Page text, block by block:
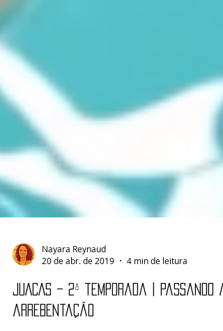
20 de abr. de 2019
4 min de leitura
JUACAS – 2ª temporada | Passando a